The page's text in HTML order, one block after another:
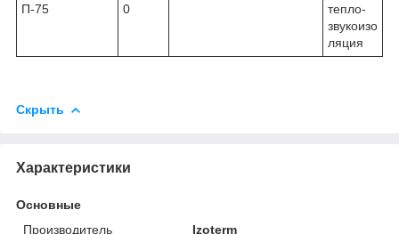
П-75
0
тепло-
звукоизо
ляция
Скрыть
Характеристики
Основные
Производитель
Izoterm